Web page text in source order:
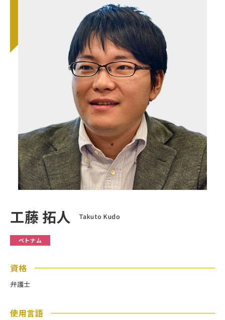
工藤 拓人 Takuto Kudo
ベトナム
資格
弁護士
使用言語